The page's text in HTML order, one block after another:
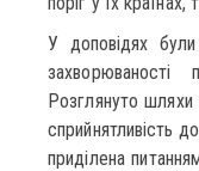
У доповідях були
захворюваності
Розглянуто шляхи
сприйнятливість
приділена